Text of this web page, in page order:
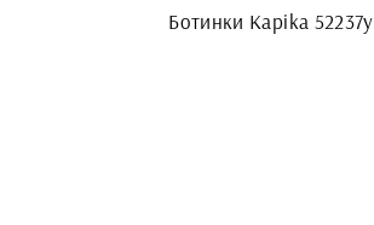
Ботинки Kapika 52237у